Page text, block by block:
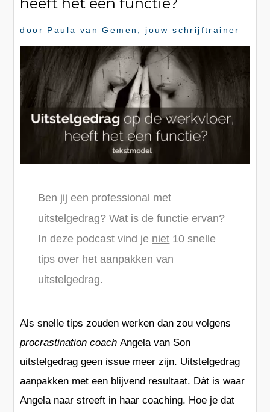
door Paula van Gemen , jouwschrijftrainer
Ben jij een professional met
uitstelgedrag? Wat is de functie ervan?
In deze podcast vind je niet 10 snelle
tips over het aanpakken van
uitstelgedrag.
Als snelle tips zouden werken dan zou volgens
procrastination coach Angela van Son
uitstelgedrag geen issue meer zijn. Uitstelgedrag
aanpakken met een blijvend resultaat. Dát is waar
Angela naar streeft in haar coaching. Hoe je dat